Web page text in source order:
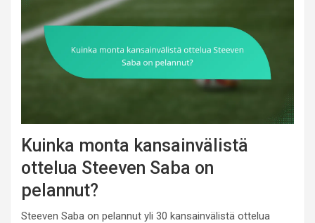
Kuinka monta kansainvälistä
ottelua Steeven Saba on
pelannut?
Steeven Saba on pelannut yli 30 kansainvälistä ottelua